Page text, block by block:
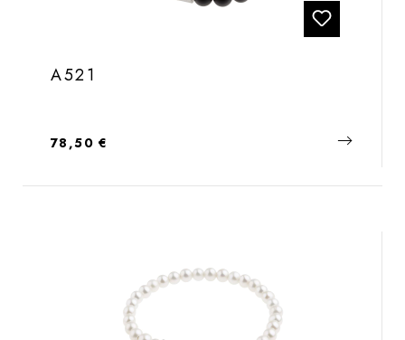
A521
Regulärer Preis:
78,50 €